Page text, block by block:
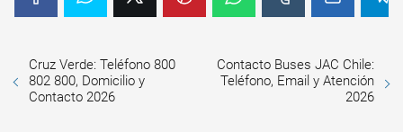
Cruz Verde: Teléfono 800
802 800, Domicilio y
Contacto 2026
Contacto Buses JAC Chile:
Teléfono, Email y Atención
2026